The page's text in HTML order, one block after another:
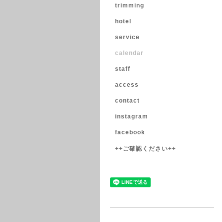
trimming
hotel
service
calendar
staff
access
contact
instagram
facebook
++ご確認ください++